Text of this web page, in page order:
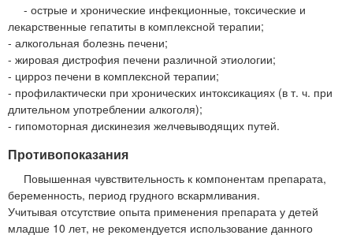
- острые и хронические инфекционные, токсические и
лекарственные гепатиты в комплексной терапии;
- алкогольная болезнь печени;
- жировая дистрофия печени различной этиологии;
- цирроз печени в комплексной терапии;
- профилактически при хронических интоксикациях (в т. ч. при
длительном употреблении алкоголя);
- гипомоторная дискинезия желчевыводящих путей.
Противопоказания
Повышенная чувствительность к компонентам препарата,
беременность, период грудного вскармливания.
Учитывая отсутствие опыта применения препарата у детей
младше 10 лет, не рекомендуется использование данного